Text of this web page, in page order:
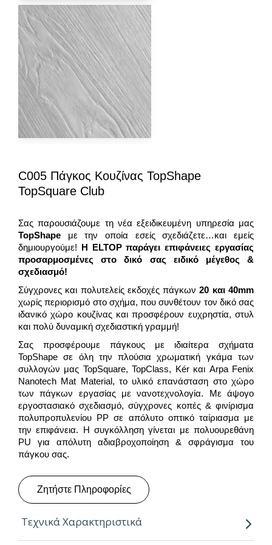
C005 Πάγκος Κουζίνας TopShape
TopSquare Club
Σας παρουσιάζουμε τη νέα εξειδικευμένη υπηρεσία μας
TopShape με την οποία εσείς σχεδιάζετε…και εμείς
δημιουργούμε! Η ELTOP παράγει επιφάνειες εργασίας
προσαρμοσμένες στο δικό σας ειδικό μέγεθος &
σχεδιασμό!
Σύγχρονες και πολυτελείς εκδοχές πάγκων20 και 40mm
χωρίς περιορισμό στο σχήμα, που συνθέτουν τον δικό σας
ιδανικό χώρο κουζίνας και προσφέρουν ευχρηστία, στυλ
και πολύ δυναμική σχεδιαστική γραμμή!
Σας προσφέρουμε πάγκους με ιδιαίτερα σχήματα
TopShape σε όλη την πλούσια χρωματική γκάμα των
συλλογών μας TopSquare, TopClass, Kér και Arpa Fenix
Nanotech Mat Material, το υλικό επανάσταση στο χώρο
των πάγκων εργασίας με νανοτεχνολογία. Με άψογο
εργοστασιακό σχεδιασμό, σύγχρονες κοπές & φινίρισμα
πολυπροπυλενίου PP σε απόλυτο οπτικό ταίριασμα με
την επιφάνεια. Η συγκόλληση γίνεται με πολυουρεθάνη
PU για απόλυτη αδιαβροχοποίηση & σφράγισμα του
πάγκου σας.
Ζητήστε Πληροφορίες
Τεχνικά Χαρακτηριστικά